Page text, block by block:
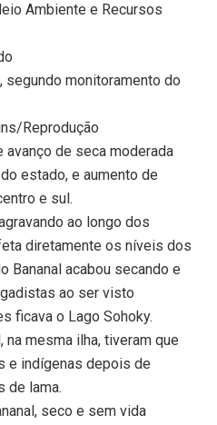
Ambiente e Recursos
segundo monitoramento do
Reprodução
de seca moderada
estado, e aumento de
e sul.
ao longo dos
diretamente os níveis dos
Bananal acabou secando e
ao ser visto
ficava o Lago Sohoky.
na mesma ilha, tiveram que
e indígenas depois de
de lama.
seco e sem vida